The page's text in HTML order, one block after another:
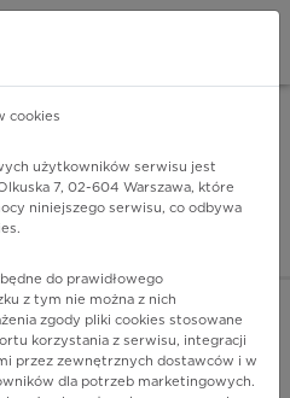
- lider
FILTRY
cookies
użytkowników serwisu jest
7, 02-604 Warszawa, które
niniejszego serwisu, co odbywa
do prawidłowego
z tym nie można z nich
zgody pliki cookies stosowane
korzystania z serwisu, integracji
przez zewnętrznych dostawców i w
dla potrzeb marketingowych.
Play INSTALUJ